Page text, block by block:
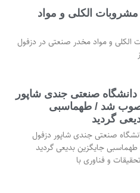
الکلی و مواد
الکلی و مواد مخدر صنعتی در دزفول
صنعتی جندی شاپور
شد / طهماسبی
گردید
صنعتی جندی شاپور دزفول
جایگزین بدیعی گردید
و فناوری با